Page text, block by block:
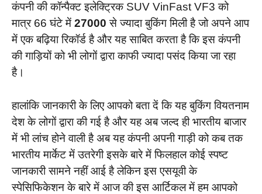
कंपनी की कॉन्पैक्ट इलेक्ट्रिक SUV VinFast VF3 को
मात्र 66 घंटे में 27000 से ज्यादा बुकिंग मिली है जो अपने आप
में एक बढ़िया रिकॉर्ड है और यह साबित करता है कि इस कंपनी
की गाड़ियों को भी लोगों द्वारा काफी ज्यादा पसंद किया जा रहा
है।
हालांकि जानकारी के लिए आपको बता दें कि यह बुकिंग वियतनाम
देश के लोगों द्वारा की गई है और यह अब जल्द ही भारतीय बाजार
में भी लांच होने वाली है अब यह कंपनी अपनी गाड़ी को कब तक
भारतीय मार्केट में उतरेगी इसके बारे में फिलहाल कोई स्पष्ट
जानकारी सामने नहीं आई है लेकिन इस एसयूवी के
स्पेसिफिकेशन के बारे में आज की इस आर्टिकल में हम आपको